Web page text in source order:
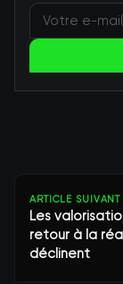
ARTICLE SUIVANT
Les
retour à la
déclinent